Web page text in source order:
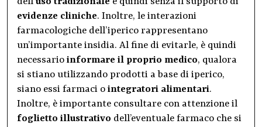
evidenze cliniche. Inoltre, le interazioni
farmacologiche dell’iperico rappresentano
un’importante insidia. Al fine di evitarle, è quindi
necessario informare il proprio medico, qualora
si stiano utilizzando prodotti a base di iperico,
siano essi farmaci o integratori alimentari.
Inoltre, è importante consultare con attenzione il
foglietto illustrativo dell’eventuale farmaco che si